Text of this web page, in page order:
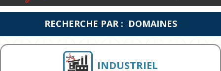
RECHERCHE PAR : DOMAINES
INDUSTRIEL